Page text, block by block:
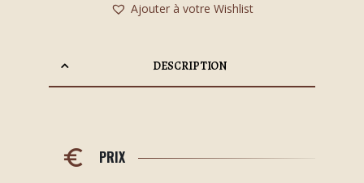
Ajouter à votre Wishlist
DESCRIPTION
PRIX